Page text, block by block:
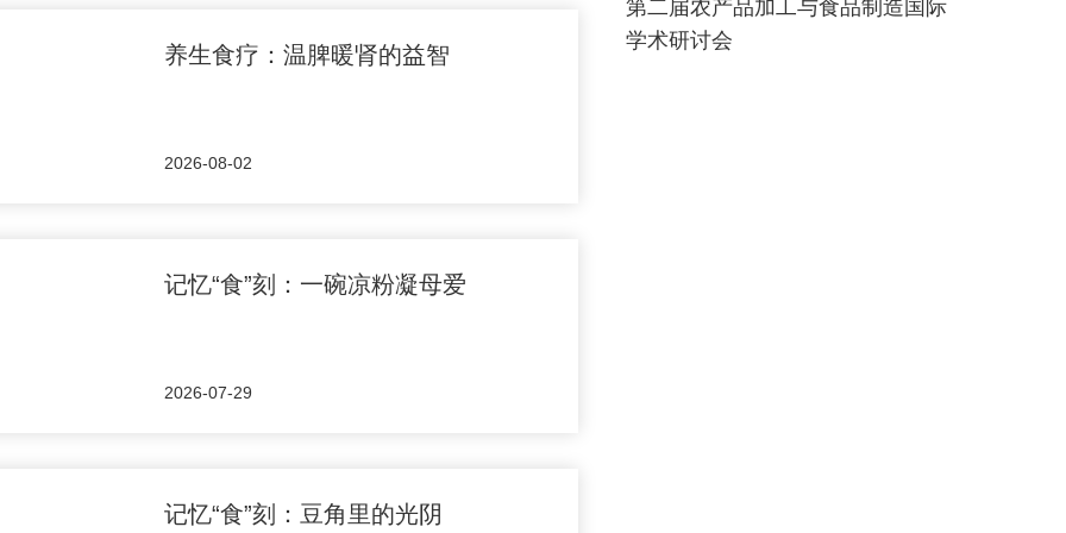
养生食疗：温脾暖肾的益智
2026-08-02
记忆“食”刻：一碗凉粉凝母爱
2026-07-29
记忆“食”刻：豆角里的光阴
第二届农产品加工与食品制造国际
学术研讨会